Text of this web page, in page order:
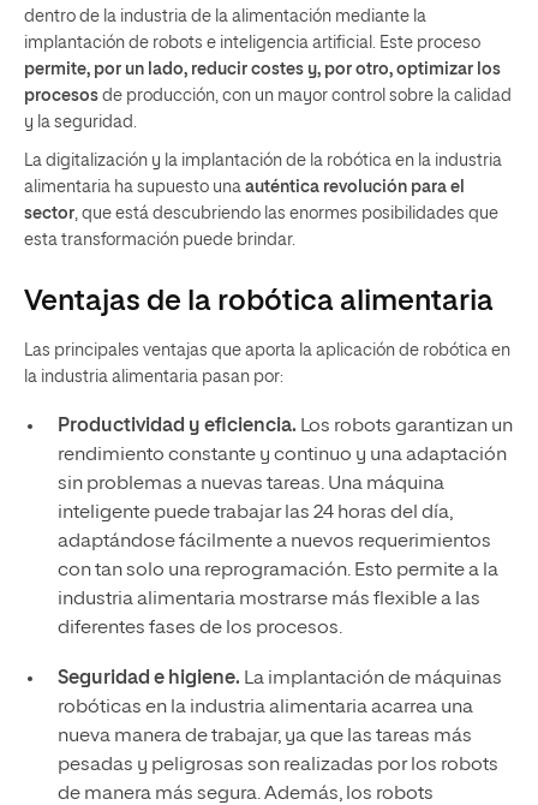
dentro de la industria de la alimentación mediante la
implantación de robots e inteligencia artificial. Este proceso
permite, por un lado, reducir costes y, por otro, optimizar los
procesos de producción, con un mayor control sobre la calidad
y la seguridad.
La digitalización y la implantación de la robótica en la industria
alimentaria ha supuesto una auténtica revolución para el
sector , que está descubriendo las enormes posibilidades que
esta transformación puede brindar.
Ventajas de la robótica alimentaria
Las principales ventajas que aporta la aplicación de robótica en
la industria alimentaria pasan por:
Productividad y eficiencia. Los robots garantizan un
rendimiento constante y continuo y una adaptación
sin problemas a nuevas tareas. Una máquina
inteligente puede trabajar las 24 horas del día,
adaptándose fácilmente a nuevos requerimientos
con tan solo una reprogramación. Esto permite a la
industria alimentaria mostrarse más flexible a las
diferentes fases de los procesos.
Seguridad e higiene. La implantación de máquinas
robóticas en la industria alimentaria acarrea una
nueva manera de trabajar, ya que las tareas más
pesadas y peligrosas son realizadas por los robots
de manera más segura. Además, los robots